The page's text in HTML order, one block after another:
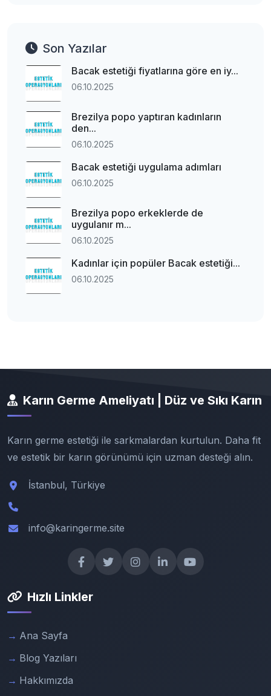
Son Yazılar
Bacak estetiği fiyatlarına göre en iy...
06.10.2025
Brezilya popo yaptıran kadınların
den...
06.10.2025
Bacak estetiği uygulama adımları
06.10.2025
Brezilya popo erkeklerde de
uygulanır m...
06.10.2025
Kadınlar için popüler Bacak estetiği...
06.10.2025
Karın Germe Ameliyatı | Düz ve Sıkı Karın
Karın germe estetiği ile sarkmalardan kurtulun. Daha fit
ve estetik bir karın görünümü için uzman desteği alın.
İstanbul, Türkiye
info@karingerme.site
Hızlı Linkler
Ana Sayfa
Blog Yazıları
Hakkımızda